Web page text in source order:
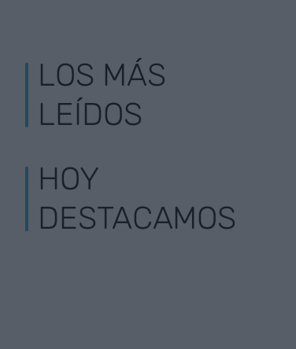
LOS MÁS
LEÍDOS
HOY
DESTACAMOS